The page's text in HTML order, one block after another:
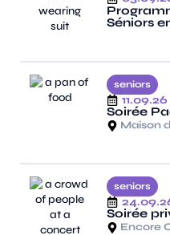
Séniors
seniors
11.09.26
Soirée
Maison
seniors
Soirée
Encore